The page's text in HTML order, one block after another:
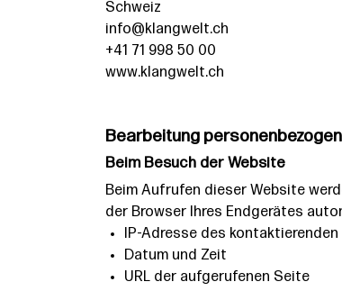
Schweiz
info@klangwelt.ch
+41 71 998 50 00
www.klangwelt.ch
Bearbeitung
Beim Besuch der Website
Beim Aufrufen dieser Website
der Browser Ihres Endgerätes
IP-Adresse des kontaktierenden
Datum und Zeit
URL der aufgerufenen Seite